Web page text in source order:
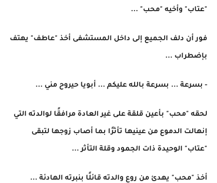
"عتاب" وأخيه "محب" ...
فور أن دلف الجميع إلى داخل المستشفى أخذ "عاطف" يهتف
بإضطراب ...
- بسرعة ... بسرعة بالله عليكم ... أبويا حيروح مني ...
لحقه "محب" بأعين قلقة على غير العادة مرافقًا لوالدته التي
إنهالت الدموع من عينيها تأثرًا بما أصاب زوجها لتبقى
"عتاب" الوحيدة ذات الجمود وقلة التأثر ...
أخذ "محب" يهدئ من روع والدته قائلًا بنبرته الهادئة ...